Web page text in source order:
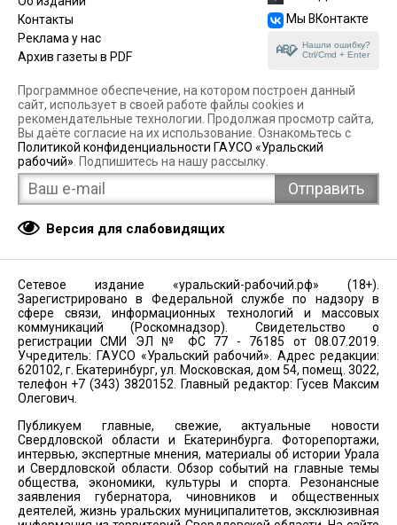
Контакты
Реклама у нас
Архив газеты в PDF
Мы ВКонтакте
Нашли ошибку?
Ctrl/Cmd + Enter
Программное обеспечение, на котором построен данный
сайт, использует в своей работе файлы cookies и
рекомендательные технологии. Продолжая просмотр сайта,
Вы даёте согласие на их использование. Ознакомьтесь с
Политикой конфиденциальности ГАУСО «Уральский
рабочий» . Подпишитесь на нашу рассылку.
Версия для слабовидящих
Сетевое издание «уральский-рабочий.рф» (18+).
Зарегистрировано в Федеральной службе по надзору в
сфере связи, информационных технологий и массовых
коммуникаций (Роскомнадзор). Свидетельство о
регистрации СМИ ЭЛ № ФС 77 - 76185 от 08.07.2019.
Учредитель: ГАУСО «Уральский рабочий». Адрес редакции:
620102, г. Екатеринбург, ул. Московская, дом 54, помещ. 3022,
телефон +7 (343) 3820152. Главный редактор: Гусев Максим
Олегович.
Публикуем главные, свежие, актуальные новости
Свердловской области и Екатеринбурга. Фоторепортажи,
интервью, экспертные мнения, материалы об истории Урала
и Свердловской области. Обзор событий на главные темы
общества, экономики, культуры и спорта. Резонансные
заявления губернатора, чиновников и общественных
деятелей, жизнь уральских муниципалитетов, эксклюзивная